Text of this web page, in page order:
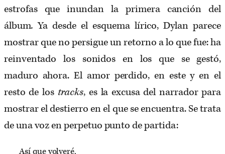
estrofas que inundan la primera canción del
álbum. Ya desde el esquema lírico, Dylan parece
mostrar que no persigue un retorno a lo que fue: ha
reinventado los sonidos en los que se gestó,
maduro ahora. El amor perdido, en este y en el
resto de los tracks, es la excusa del narrador para
mostrar el destierro en el que se encuentra. Se trata
de una voz en perpetuo punto de partida:
Así que volveré,